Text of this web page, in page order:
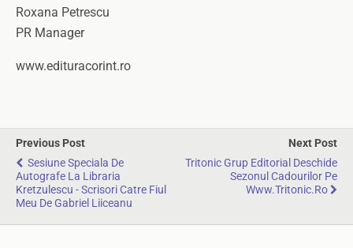
Roxana Petrescu
PR Manager
www.edituracorint.ro
Previous Post
Sesiune Speciala De
Autografe La Libraria
Kretzulescu - Scrisori Catre Fiul
Meu De Gabriel Liiceanu
Next Post
Tritonic Grup Editorial Deschide
Sezonul Cadourilor Pe
Www.Tritonic.ro